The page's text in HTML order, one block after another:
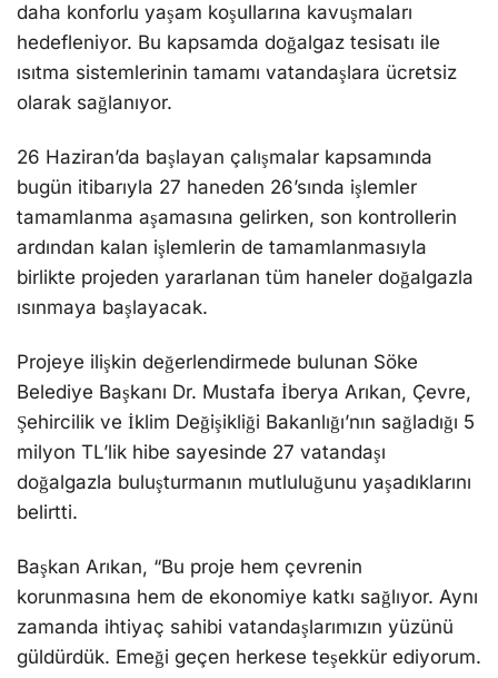
daha konforlu yaşam koşullarına kavuşmaları
hedefleniyor. Bu kapsamda doğalgaz tesisatı ile
ısıtma sistemlerinin tamamı vatandaşlara ücretsiz
olarak sağlanıyor.
26 Haziran’da başlayan çalışmalar kapsamında
bugün itibarıyla 27 haneden 26’sında işlemler
tamamlanma aşamasına gelirken, son kontrollerin
ardından kalan işlemlerin de tamamlanmasıyla
birlikte projeden yararlanan tüm haneler doğalgazla
ısınmaya başlayacak.
Projeye ilişkin değerlendirmede bulunan Söke
Belediye Başkanı Dr. Mustafa İberya Arıkan, Çevre,
Şehircilik ve İklim Değişikliği Bakanlığı’nın sağladığı 5
milyon TL’lik hibe sayesinde 27 vatandaşı
doğalgazla buluşturmanın mutluluğunu yaşadıklarını
belirtti.
Başkan Arıkan, “Bu proje hem çevrenin
korunmasına hem de ekonomiye katkı sağlıyor. Aynı
zamanda ihtiyaç sahibi vatandaşlarımızın yüzünü
güldürdük. Emeği geçen herkese teşekkür ediyorum.